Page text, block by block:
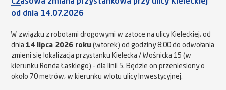
Czasowa zmiana przystankowa przy ulicy Kieleckiej
od dnia 14.07.2026
W związku z robotami drogowymi w zatoce na ulicy Kieleckiej, od
dnia 14 lipca 2026 roku (wtorek) od godziny 8:00 do odwołania
zmieni się lokalizacja przystanku Kielecka / Wośnicka 15 (w
kierunku Ronda Łaskiego) - dla linii 5. Będzie on przeniesiony o
około 70 metrów, w kierunku wlotu ulicy Inwestycyjnej.